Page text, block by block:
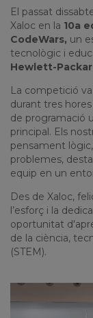
El passat
Xaloc en la 10a
CodeWars, un
tecnològic i
Hewlett-
La competició va
durant tres hores
de programació
principal. Els
pensament lògic,
problemes,
equip en un
Des de Xaloc,
l’esforç i la
oportunitat
de la ciència,
(STEM).